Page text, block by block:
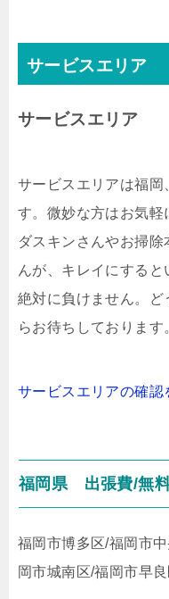
サービスエリア
サービスエリア
サービスエリアは福
す。微妙な方はお気
ダスキンさんやお掃
んが、キレイにする
絶対に負けません。
らお待ちしております
サービスエリアの確認
福岡県 出張費/無
福岡市博多区/福岡市
岡市城南区/福岡市早良